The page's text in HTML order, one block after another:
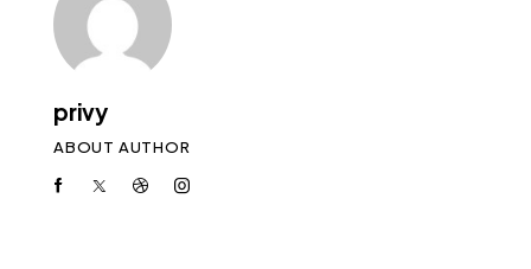
privy
ABOUT AUTHOR